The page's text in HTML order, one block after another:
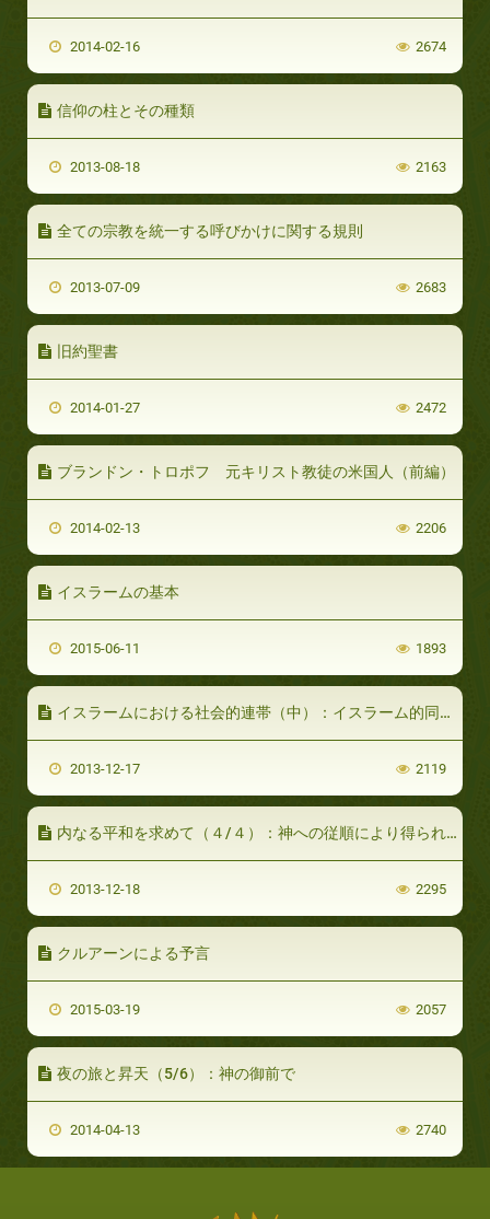
2014-02-16 2674
信仰の柱とその種類
2013-08-18 2163
全ての宗教を統一する呼びかけに関する規則
2013-07-09 2683
旧約聖書
2014-01-27 2472
ブランドン・トロポフ 元キリスト教徒の米国人（前編）
2014-02-13 2206
イスラームの基本
2015-06-11 1893
イスラームにおける社会的連帯（中）：イスラーム的同胞愛
2013-12-17 2119
内なる平和を求めて（４/４）：神への従順により得られる内面的平和
2013-12-18 2295
クルアーンによる予言
2015-03-19 2057
夜の旅と昇天（5/6）：神の御前で
2014-04-13 2740